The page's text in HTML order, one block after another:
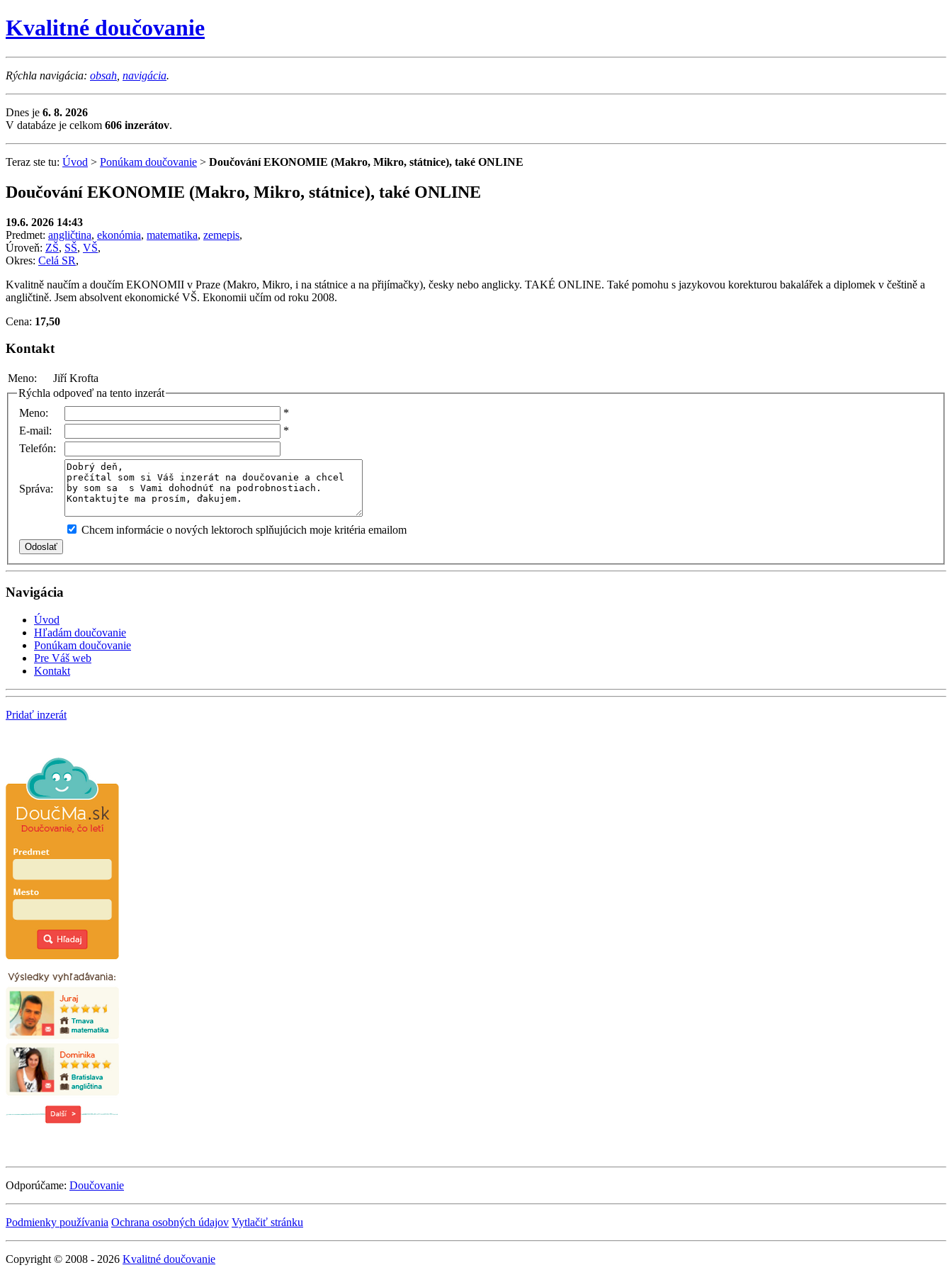
Kvalitné doučovanie
Rýchla navigácia: obsah navigácia.
Dnes je 6. 8. 2026
V databáze je celkom 606 inzerátov.
Teraz ste tu: Úvod > Ponúkam doučovanie > Doučování EKONOMIE (Makro, Mikro, státnice), také ONLINE
Doučování EKONOMIE (Makro, Mikro, státnice), také ONLINE
19.6. 2026 14:43
Predmet: angličtina, ekonómia, matematika, zemepis,
Úroveň: ZŠ, SŠ, VŠ,
Okres: Celá SR,
Kvalitně naučím a doučím EKONOMII v Praze (Makro, Mikro, i na státnice a na přijímačky), česky nebo anglicky. TAKÉ ONLINE. Také pomohu s jazykovou korekturou bakalářek a diplomek v češtině a
angličtině. Jsem absolvent ekonomické VŠ. Ekonomii učím od roku 2008.
Cena: 17,50
Kontakt
Meno:
Jiří Krofta
Rýchla odpoveď na tento inzerát
Meno:
*
E-mail:
*
Telefón:
Správa:
Chcem informácie o nových lektoroch splňujúcich moje kritéria emailom
Navigácia
Úvod
Hľadám doučovanie
Ponúkam doučovanie
Pre Váš web
Kontakt
Pridať inzerát
Odporúčame: Doučovanie
Podmienky používania Ochrana osobných údajov Vytlačiť stránku
Copyright © 2008 - 2026 Kvalitné doučovanie